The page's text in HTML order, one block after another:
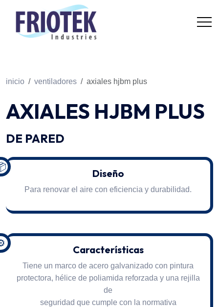
inicio ventiladores axiales hjbm plus
AXIALES HJBM PLUS
DE PARED
Diseño
Para renovar el aire con eficiencia y durabilidad.
Características
Tiene un marco de acero galvanizado con pintura
protectora, hélice de poliamida reforzada y una rejilla
de
seguridad que cumple con la normativa